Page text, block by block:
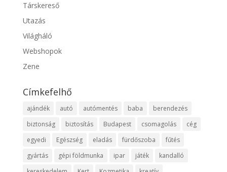
Társkereső
Utazás
Világháló
Webshopok
Zene
Címkefelhő
ajándék autó autómentés baba
berendezés
biztonság
biztosítás Budapest csomagolás
cég
egyedi
Egészség eladás fürdőszoba
fűtés
gyártás
gépi földmunka ipar játék
kandalló